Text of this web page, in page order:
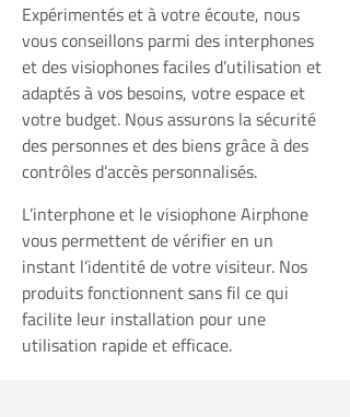
Expérimentés et à votre écoute, nous
vous conseillons parmi des interphones
et des visiophones faciles d’utilisation et
adaptés à vos besoins, votre espace et
votre budget. Nous assurons la sécurité
des personnes et des biens grâce à des
contrôles d’accès personnalisés.
L’interphone et le visiophone Airphone
vous permettent de vérifier en un
instant l’identité de votre visiteur. Nos
produits fonctionnent sans fil ce qui
facilite leur installation pour une
utilisation rapide et efficace.